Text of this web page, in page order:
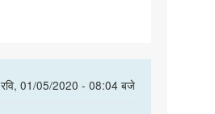
रवि, 01/05/2020 - 08:04 बजे